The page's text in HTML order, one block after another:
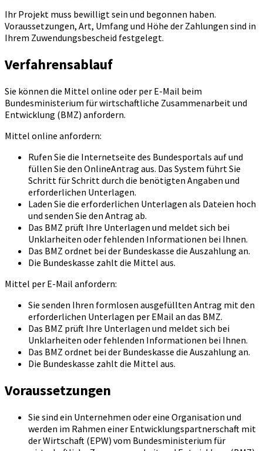
Ihr Projekt muss bewilligt sein und begonnen haben.
Voraussetzungen, Art, Umfang und Höhe der Zahlungen sind in
Ihrem Zuwendungsbescheid festgelegt.
Verfahrensablauf
Sie können die Mittel online oder per E-Mail beim
Bundesministerium für wirtschaftliche Zusammenarbeit und
Entwicklung (BMZ) anfordern.
Mittel online anfordern:
Rufen Sie die Internetseite des Bundesportals auf und
füllen Sie den OnlineAntrag aus. Das System führt Sie
Schritt für Schritt durch die benötigten Angaben und
erforderlichen Unterlagen.
Laden Sie die erforderlichen Unterlagen als Dateien hoch
und senden Sie den Antrag ab.
Das BMZ prüft Ihre Unterlagen und meldet sich bei
Unklarheiten oder fehlenden Informationen bei Ihnen.
Das BMZ ordnet bei der Bundeskasse die Auszahlung an.
Die Bundeskasse zahlt die Mittel aus.
Mittel per E-Mail anfordern:
Sie senden Ihren formlosen ausgefüllten Antrag mit den
erforderlichen Unterlagen per EMail an das BMZ.
Das BMZ prüft Ihre Unterlagen und meldet sich bei
Unklarheiten oder fehlenden Informationen bei Ihnen.
Das BMZ ordnet bei der Bundeskasse die Auszahlung an.
Die Bundeskasse zahlt die Mittel aus.
Voraussetzungen
Sie sind ein Unternehmen oder eine Organisation und
werden im Rahmen einer Entwicklungspartnerschaft mit
der Wirtschaft (EPW) vom Bundesministerium für